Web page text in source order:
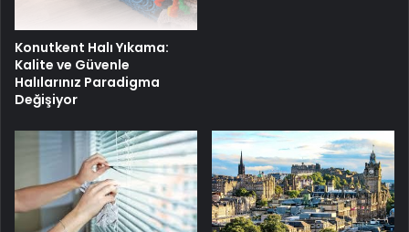
Konutkent Halı Yıkama:
Kalite ve Güvenle
Halılarınız Paradigma
Değişiyor